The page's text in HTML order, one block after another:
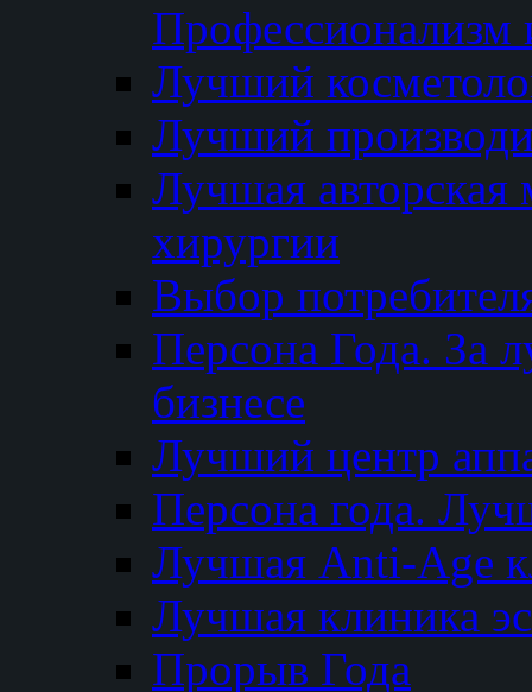
Профессионализм
Лучший
Лучший
Лучшая авторская
хирургии
Выбор
Персона Года. За
бизнесе
Лучший центр
Персона года.
Лучшая Anti-Age
Лучшая клиника
Прорыв Года